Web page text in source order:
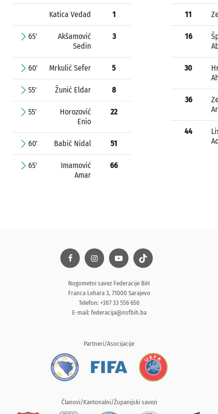
Katica Vedad 1
65'
Akšamović
Sedin
3
60' Mrkulić Sefer 5
55' Žunić Eldar 8
55'
Horozović
Enio
22
60' Babić Nidal 51
65'
Imamović
Amar
66
11
16
30
36
44
Nogometni savez Federacije BiH
Franca Lehara 3, 71000 Sarajevo
Telefon: +387 33 556 650
E-mail: federacija@nsfbih.ba
Partneri/Asocijacije
Članovi/Kantonalni/Županijski savezi